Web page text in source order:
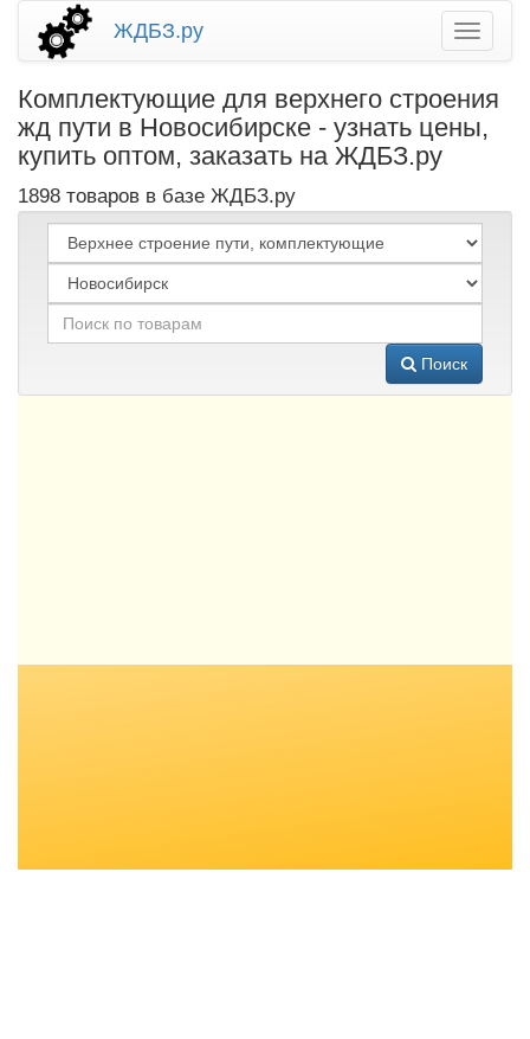
ЖДБЗ.ру
Комплектующие для верхнего строения
жд пути в Новосибирске - узнать цены,
купить оптом, заказать на ЖДБЗ.ру
1898 товаров в базе ЖДБЗ.ру
Поиск